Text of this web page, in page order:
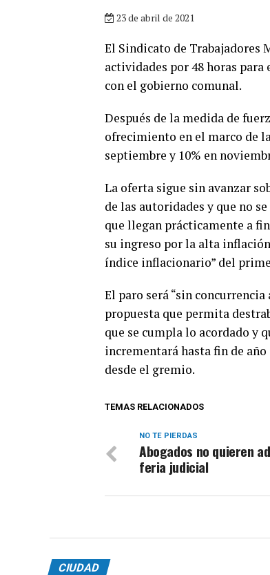
23 de abril de 2021
El Sindicato de Trabajadores
actividades por 48 horas
con el gobierno comunal.
Después de la medida de
ofrecimiento en el marco de
septiembre y 10% en
La oferta sigue sin avanzar
de las autoridades y que no
que llegan prácticamente a
su ingreso por la alta
índice inflacionario” del
El paro será “sin concurrencia
propuesta que permita
que se cumpla lo acordado y
incrementará hasta fin de
desde el gremio.
TEMAS RELACIONADOS
NO TE PIERDAS
Abogados no quieren
feria judicial
CIUDAD